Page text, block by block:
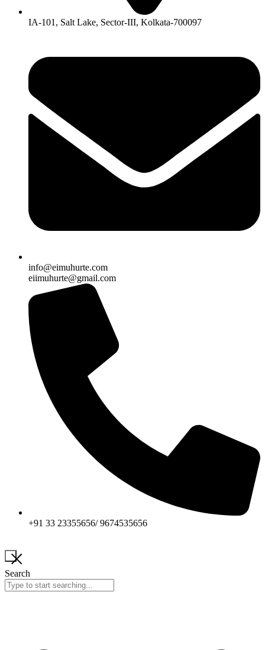
IA-101, Salt Lake, Sector-III, Kolkata-700097
info@eimuhurte.com
eiimuhurte@gmail.com
+91 33 23355656/ 9674535656
Search